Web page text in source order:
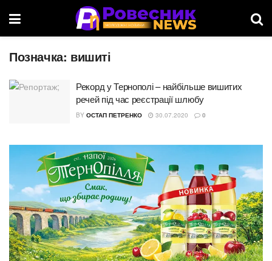
Позначка: вишиті
Рекорд у Тернополі – найбільше вишитих
речей під час реєстрації шлюбу
BY ОСТАП ПЕТРЕНКО 30.07.2020 0